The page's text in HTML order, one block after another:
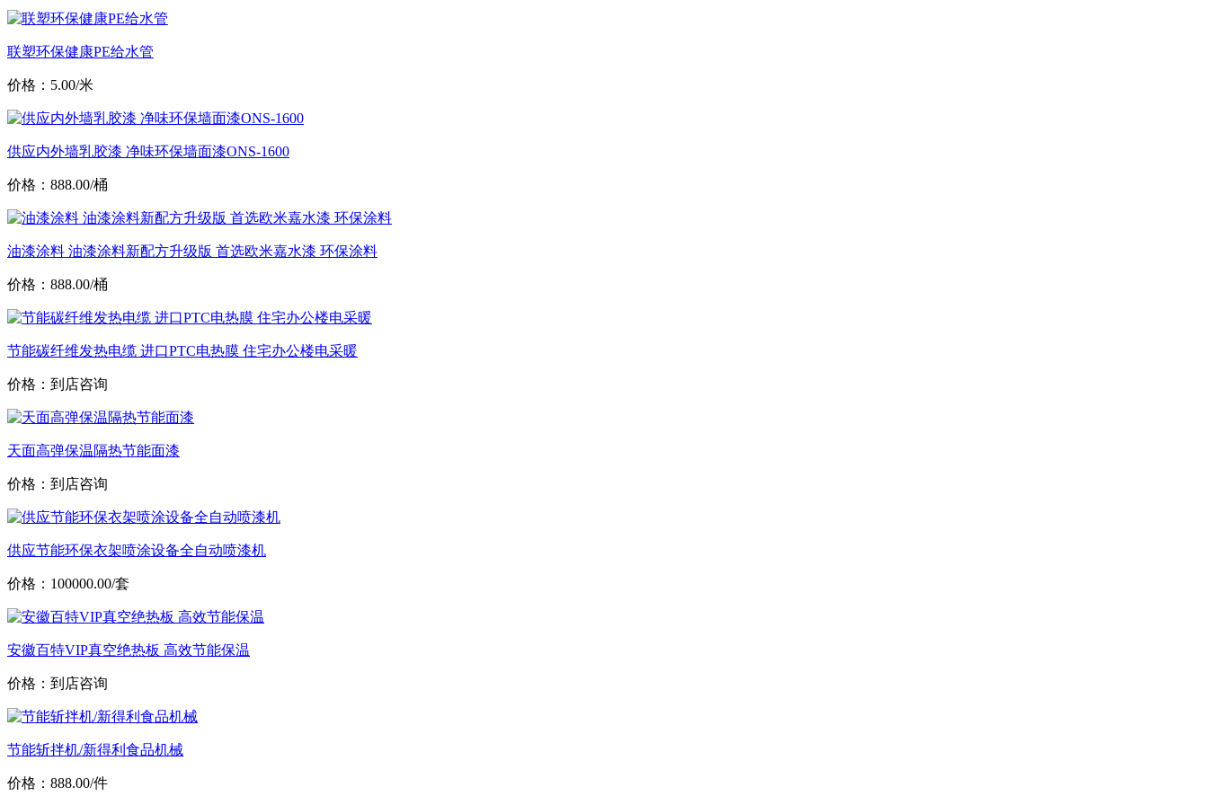
联塑环保健康PE给水管
价格：5.00/米
供应内外墙乳胶漆 净味环保墙面漆ONS-1600
价格：888.00/桶
油漆涂料 油漆涂料新配方升级版 首选欧米嘉水漆 环保涂料
价格：888.00/桶
节能碳纤维发热电缆 进口PTC电热膜 住宅办公楼电采暖
价格：到店咨询
天面高弹保温隔热节能面漆
价格：到店咨询
供应节能环保衣架喷涂设备全自动喷漆机
价格：100000.00/套
安徽百特VIP真空绝热板 高效节能保温
价格：到店咨询
节能斩拌机/新得利食品机械
价格：888.00/件